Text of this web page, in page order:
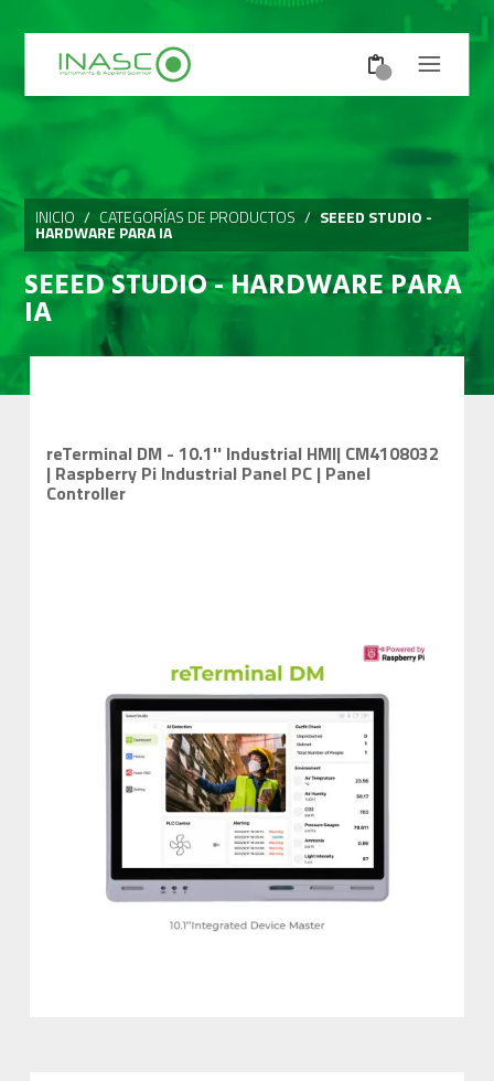
INICIO / CATEGORÍAS DE PRODUCTOS / SEEED STUDIO -
HARDWARE PARA IA
SEEED STUDIO - HARDWARE PARA
IA
reTerminal DM - 10.1'' Industrial HMI| CM4108032
| Raspberry Pi Industrial Panel PC | Panel
Controller